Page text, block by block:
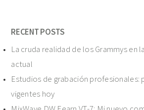
RECENT POSTS
La cruda realidad de los Grammys en
actual
Estudios de grabación profesionales:
vigentes hoy